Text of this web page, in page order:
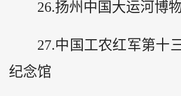
26.扬州中国大运河博
27.中国工农红军第十
纪念馆